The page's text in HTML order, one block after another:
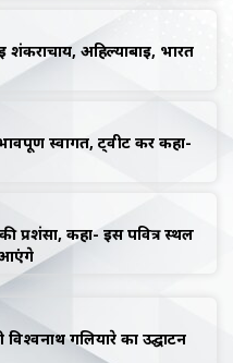
अहिल्याबाई, भारत
स्वागत, ट्वीट कर कहा-
प्रशंसा, कहा- इस पवित्र स्थल
आएंगे
विश्वनाथ गलियारे का उद्घाटन